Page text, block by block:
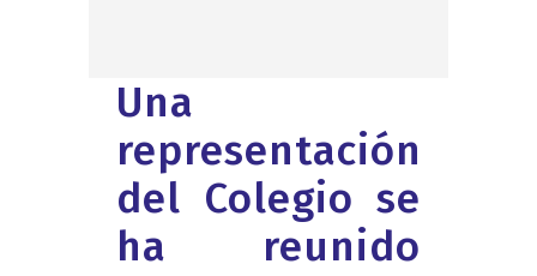
Una
representación
del Colegio se
ha reunido